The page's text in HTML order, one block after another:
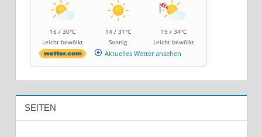
16 / 30°C
Leicht bewölkt
14 / 31°C
Sonnig
19 / 34°C
Leicht bewölkt
Aktuelles Wetter ansehen
SEITEN